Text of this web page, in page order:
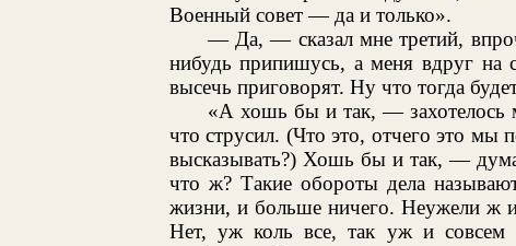
Военный совет — да и только».
— Да, — сказал мне третий,
нибудь припишусь, а меня вдруг на
высечь приговорят. Ну что тогда
«А хошь бы и так, — захотелось
что струсил. (Что это, отчего это
высказывать?) Хошь бы и так, —
что ж? Такие обороты дела
жизни, и больше ничего. Неужели ж
Нет, уж коль все, так уж и